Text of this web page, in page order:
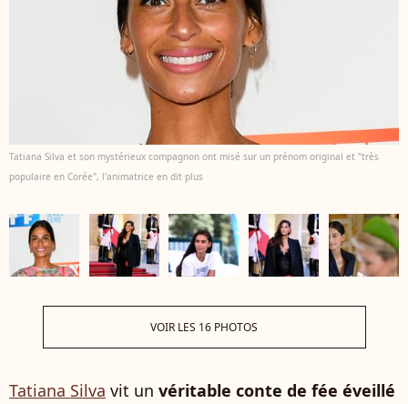
Tatiana Silva et son mystérieux compagnon ont misé sur un prénom original et "très
populaire en Corée", l'animatrice en dit plus
VOIR LES 16 PHOTOS
Tatiana Silva vit un véritable conte de fée éveillé